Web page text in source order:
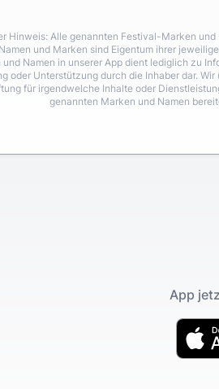
Hinweis: Alle genannten Festival-Marken
und Marken sind Eigentum ihrer
und Namen in unserer App dient lediglich zu
oder Unterstützung durch die Inhaber dar.
für irgendwelche Inhalte oder
genannten Marken und Namen
App